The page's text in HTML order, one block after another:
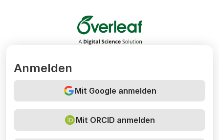
Overleaf
Anmelden
Mit Google anmelden
Mit ORCID anmelden